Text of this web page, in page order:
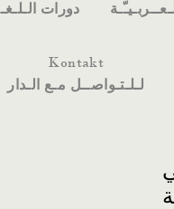
دورات
Kontakt
لـلـتـواصــل مـع الـدار